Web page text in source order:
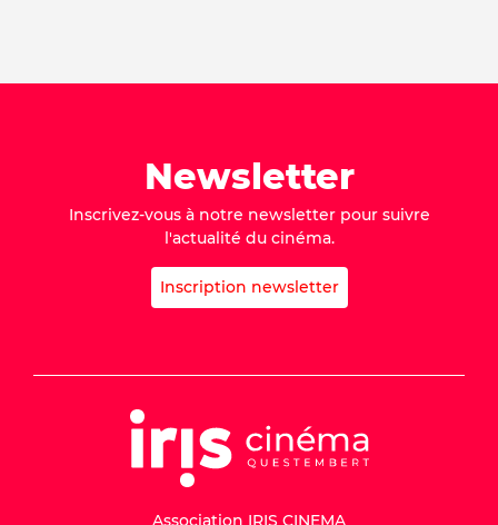
Newsletter
Inscrivez-vous à notre newsletter pour suivre
l'actualité du cinéma.
Inscription newsletter